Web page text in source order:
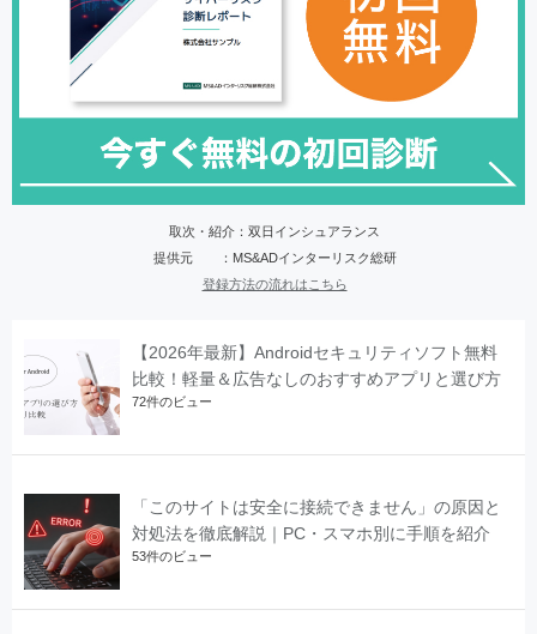
取次・紹介：双日インシュアランス
提供元 ：MS&ADインターリスク総研
登録方法の流れはこちら
【2026年最新】Androidセキュリティソフト無料
比較！軽量＆広告なしのおすすめアプリと選び方
72件のビュー
「このサイトは安全に接続できません」の原因と
対処法を徹底解説｜PC・スマホ別に手順を紹介
53件のビュー